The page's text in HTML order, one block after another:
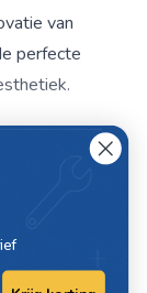
van
perfecte
en
installatie